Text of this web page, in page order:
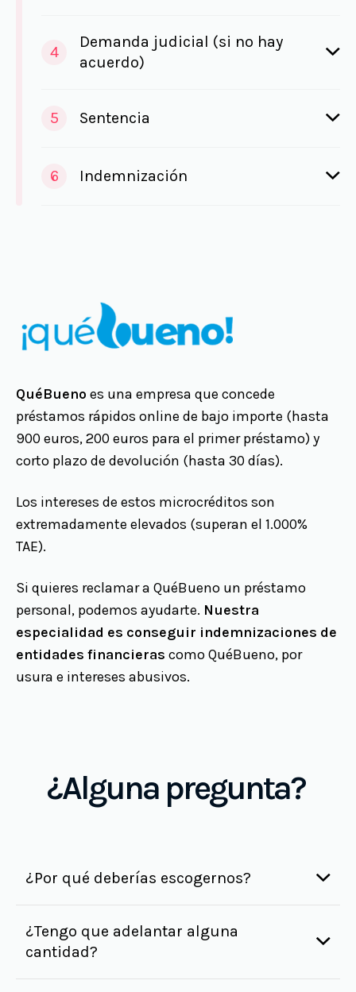
4
Demanda judicial (si no hay
acuerdo)
5 Sentencia
6 Indemnización
QuéBueno es una empresa que concede
préstamos rápidos online de bajo importe (hasta
900 euros, 200 euros para el primer préstamo) y
corto plazo de devolución (hasta 30 días).
Los intereses de estos microcréditos son
extremadamente elevados (superan el 1.000%
TAE).
Si quieres reclamar a QuéBueno un préstamo
personal, podemos ayudarte. Nuestra
especialidad es conseguir indemnizaciones de
entidades financieras como QuéBueno, por
usura e intereses abusivos.
¿Alguna pregunta?
¿Por qué deberías escogernos?
¿Tengo que adelantar alguna
cantidad?